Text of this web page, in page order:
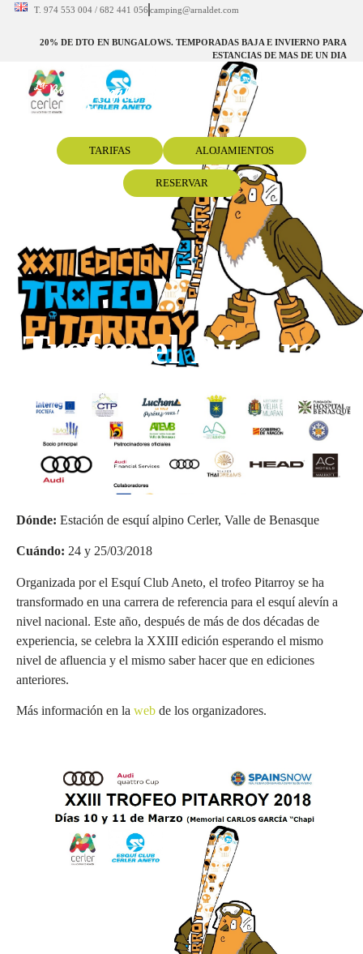
T. 974 553 004 / 682 441 056 camping@arnaldet.com
20% DE DTO EN BUNGALOWS. TEMPORADAS BAJA E INVIERNO PARA
ESTANCIAS DE MAS DE UN DIA
TARIFAS ALOJAMIENTOS
RESERVAR
Trofeo el Pitarroy
Dónde: Estación de esquí alpino Cerler, Valle de Benasque
Cuándo: 24 y 25/03/2018
Organizada por el Esquí Club Aneto, el trofeo Pitarroy se ha
transformado en una carrera de referencia para el esquí alevín a
nivel nacional. Este año, después de más de dos décadas de
experiencia, se celebra la XXIII edición esperando el mismo
nivel de afluencia y el mismo saber hacer que en ediciones
anteriores.
Más información en la web de los organizadores.